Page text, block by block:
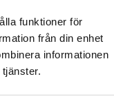
funktioner för
från din enhet
informationen
i Yle-appen. Yle